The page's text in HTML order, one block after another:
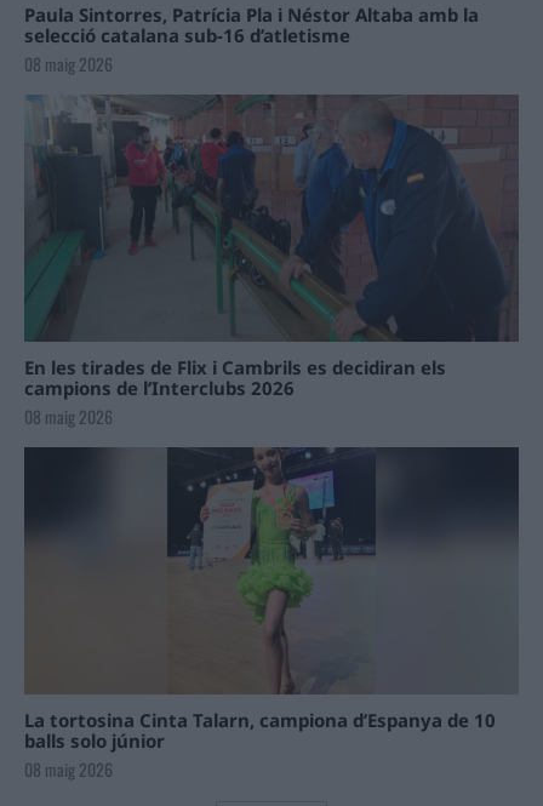
Paula Sintorres, Patrícia Pla i Néstor Altaba amb la
selecció catalana sub-16 d’atletisme
08 maig 2026
En les tirades de Flix i Cambrils es decidiran els
campions de l’Interclubs 2026
08 maig 2026
La tortosina Cinta Talarn, campiona d’Espanya de 10
balls solo júnior
08 maig 2026